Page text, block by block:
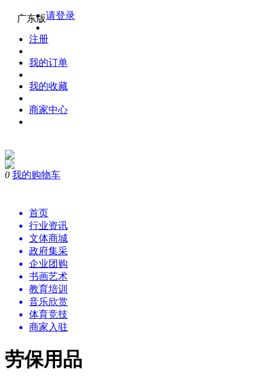
广东版请登录
注册
我的订单
我的收藏
商家中心
0 我的购物车
首页
行业资讯
文体商城
政府集采
企业团购
书画艺术
教育培训
音乐欣赏
体育竞技
商家入驻
劳保用品